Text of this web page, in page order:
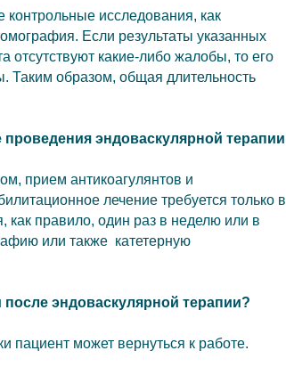
контрольные исследования, как
Если результаты указанных
отсутствуют какие-либо жалобы, то его
Таким образом, общая длительность
эндоваскулярной терапии
прием антикоагулянтов и
лечение требуется только в
как правило, один раз в неделю или в
или также катетерную
эндоваскулярной терапии?
пациент может вернуться к работе.